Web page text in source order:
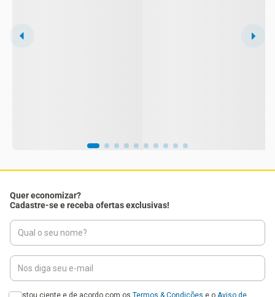
Quer economizar?
Cadastre-se e receba ofertas exclusivas!
Estou ciente e de acordo com os Termos & Condições e o Aviso de